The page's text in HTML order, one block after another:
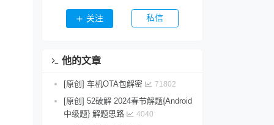
关注 私信
他的文章
[原创] 车机OTA包解密 71802
[原创] 52破解 2024春节解题{Android
中级题} 解题思路
4040